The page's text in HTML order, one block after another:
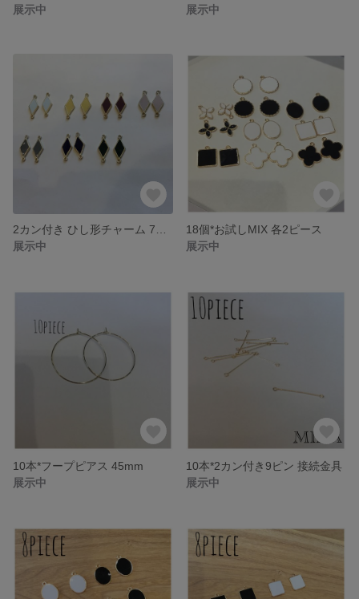
展示中
展示中
展示中
18個*お試しMIX 各2ピース
展示中
10本*フープピアス 45mm
展示中
10本*2カン付き9ピン 接続金具
展示中